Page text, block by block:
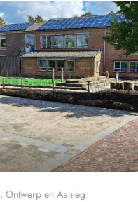
Ontwerp en Aanleg